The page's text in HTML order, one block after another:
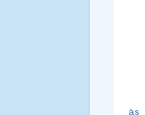
às